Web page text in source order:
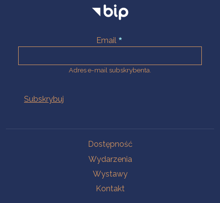
Email
Adres e-mail subskrybenta.
Dostępność
Wydarzenia
Wystawy
Kontakt